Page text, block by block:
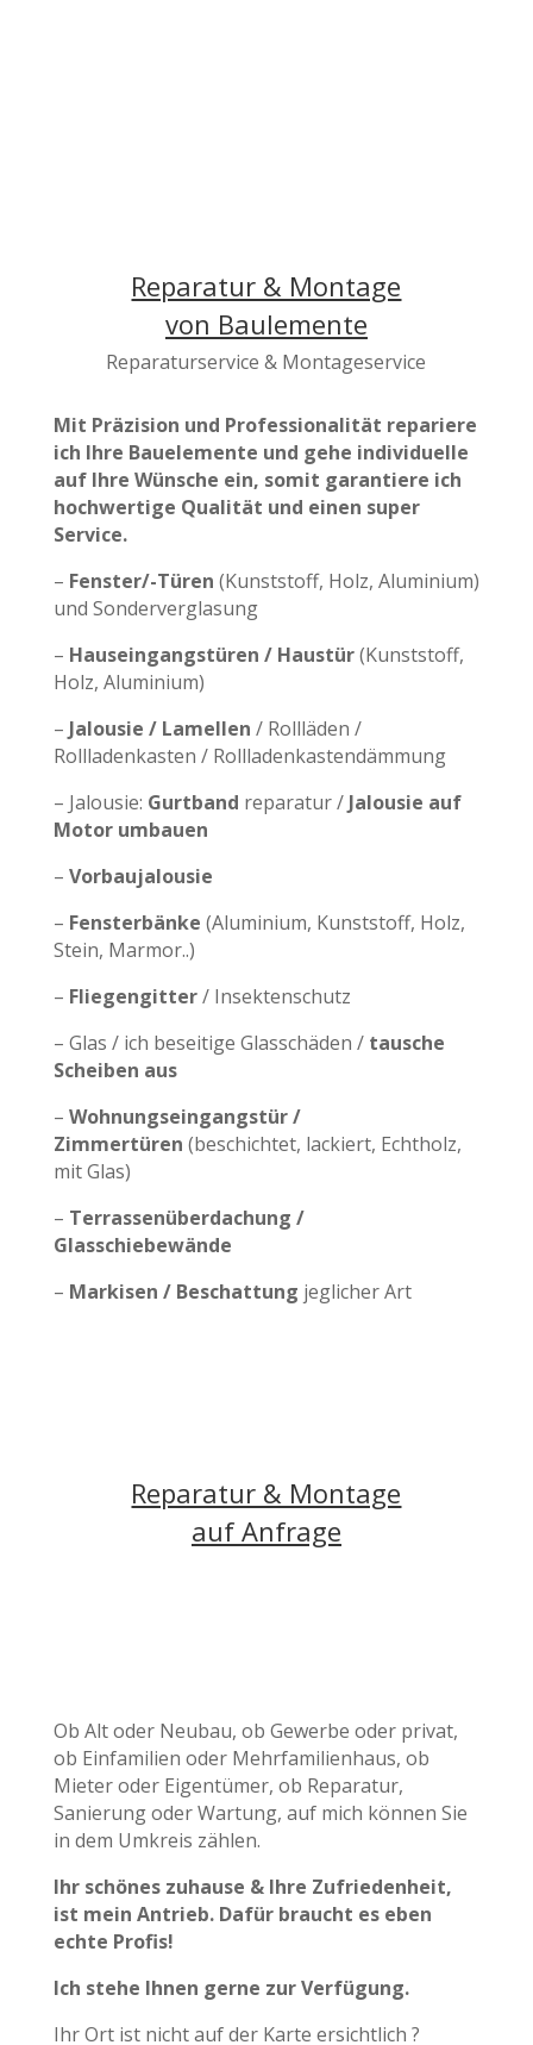
Reparatur & Montage
von Baulemente
Reparaturservice & Montageservice
Mit Präzision und Professionalität repariere
ich Ihre Bauelemente und gehe individuelle
auf Ihre Wünsche ein, somit garantiere ich
hochwertige Qualität und einen super
Service.
– Fenster/-Türen (Kunststoff, Holz, Aluminium)
und Sonderverglasung
– Hauseingangstüren / Haustür(Kunststoff,
Holz, Aluminium)
– Jalousie / Lamellen / Rollläden /
Rollladenkasten / Rollladenkastendämmung
– Jalousie: Gurtband reparatur / Jalousie auf
Motor umbauen
– Vorbaujalousie
– Fensterbänke (Aluminium, Kunststoff, Holz,
Stein, Marmor..)
– Fliegengitter/ Insektenschutz
– Glas / ich beseitige Glasschäden / tausche
Scheiben aus
– Wohnungseingangstür /
Zimmertüren (beschichtet, lackiert, Echtholz,
mit Glas)
– Terrassenüberdachung /
Glasschiebewände
– Markisen / Beschattung jeglicher Art
Reparatur & Montage
auf Anfrage
Ob Alt oder Neubau, ob Gewerbe oder privat,
ob Einfamilien oder Mehrfamilienhaus, ob
Mieter oder Eigentümer, ob Reparatur,
Sanierung oder Wartung, auf mich können Sie
in dem Umkreis zählen.
Ihr schöneszuhause & Ihre Zufriedenheit,
ist mein Antrieb. Dafür braucht es eben
echte Profis!
Ich stehe Ihnen gerne zur Verfügung.
Ihr Ort ist nicht auf der Karte ersichtlich ?